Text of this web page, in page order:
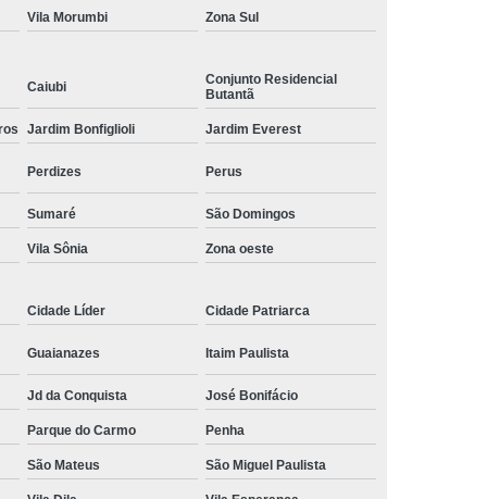
Comando Elétrico Volante para Pcd
Comando Volante para Pcd
e Freio Eletrônico Adaptação
Adaptação de Deficientes
Adaptação Deficientes Físicos
Eletrônico Adaptação Pcd
Eletrônico para Adaptação
para Adaptação de Deficientes
Deficientes
Embreagem Eletrônica
Eletrônica Adaptada para Deficiente
Vila Morumbi Zona Sul
Caiubi
Conjunto Residencial
Butantã
Jardim Bonfiglioli Jardim Everest
Perdizes Perus
Sumaré São Domingos
Vila Sônia Zona oeste
Cidade Líder Cidade Patriarca
Guaianazes Itaim Paulista
Jd da Conquista José Bonifácio
Parque do Carmo Penha
São Mateus São Miguel Paulista